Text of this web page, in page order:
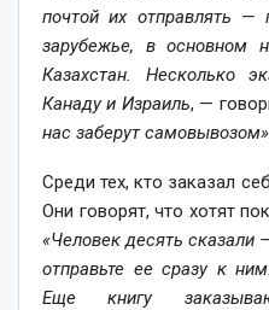
почтой их отправлять
зарубежье, в основном
Казахстан. Несколько
Канаду и Израиль, —
нас заберут
Среди тех, кто заказал
Они говорят, что хотят
«Человек десять сказали
отправьте ее сразу к
Еще книгу